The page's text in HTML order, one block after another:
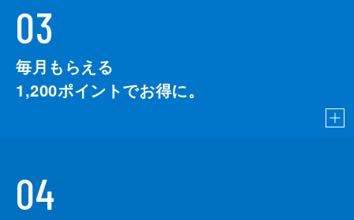
03
毎月もらえる
1,200ポイントでお得に。
04